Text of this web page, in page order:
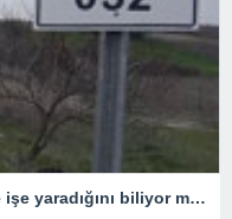
Yol kenarındaki beyaz levhanın ne işe yaradığını biliyor muydunuz?